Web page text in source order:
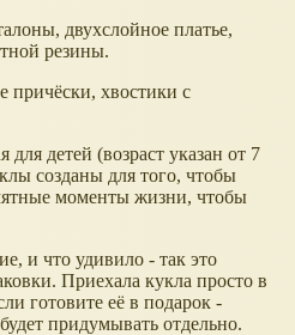
двухслойное платье,
резины.
причёски, хвостики с
для детей (возраст указан от 7
созданы для того, чтобы
моменты жизни, чтобы
и что удивило - так это
Приехала кукла просто в
готовите её в подарок -
придумывать отдельно.